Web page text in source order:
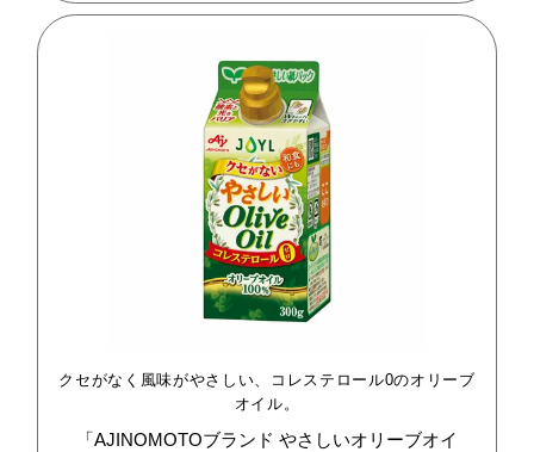
クセがなく風味がやさしい、コレステロール0のオリーブ
オイル。
「AJINOMOTOブランド やさしいオリーブオイ